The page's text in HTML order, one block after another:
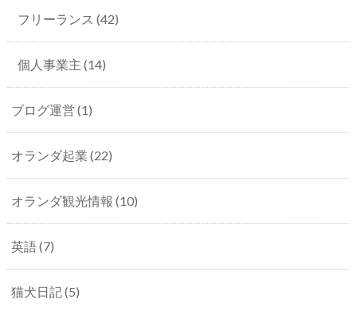
フリーランス (42)
個人事業主 (14)
ブログ運営 (1)
オランダ起業 (22)
オランダ観光情報 (10)
英語(7)
猫犬日記(5)